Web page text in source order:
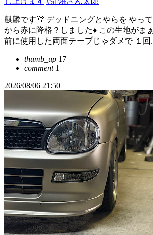
麒麟です🦒 デッドニングとやらを やっ
から赤に降格？しました♦️ この生地がま
前に使用した両面テープじゃダメで １回
thumb_up 17
comment1
2026/08/06 21:50